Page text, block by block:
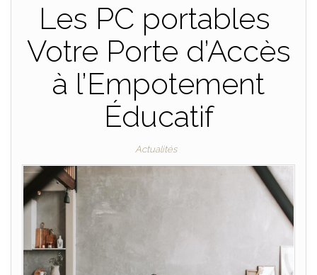
Les PC portables
Votre Porte d’Accès
à l’Empotement
Éducatif
Actualités